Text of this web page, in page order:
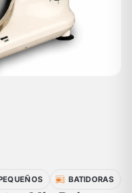
BATIDORAS